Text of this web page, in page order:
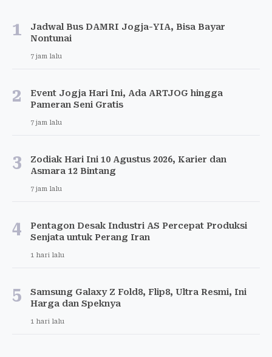
1
Jadwal Bus DAMRI Jogja-YIA, Bisa Bayar
Nontunai
7 jam lalu
2
Event Jogja Hari Ini, Ada ARTJOG hingga
Pameran Seni Gratis
7 jam lalu
3
Zodiak Hari Ini 10 Agustus 2026, Karier dan
Asmara 12 Bintang
7 jam lalu
4
Pentagon Desak Industri AS Percepat Produksi
Senjata untuk Perang Iran
1 hari lalu
5
Samsung Galaxy Z Fold8, Flip8, Ultra Resmi, Ini
Harga dan Speknya
1 hari lalu